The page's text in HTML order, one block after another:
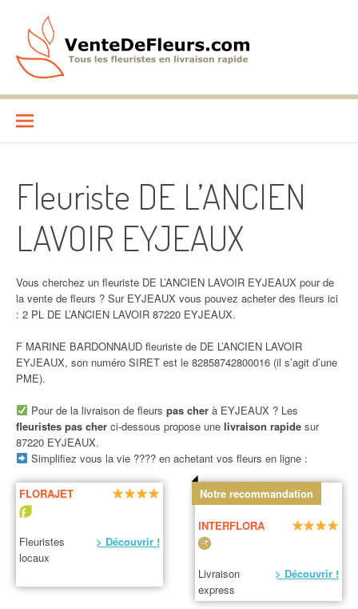
contenu
VenteDeFleurs.com
Fleuriste DE L’ANCIEN
LAVOIR EYJEAUX
Vous cherchez un fleuriste DE L’ANCIEN LAVOIR EYJEAUX pour de
la vente de fleurs ? Sur EYJEAUX vous pouvez acheter des fleurs ici
: 2 PL DE L’ANCIEN LAVOIR 87220 EYJEAUX.
F MARINE BARDONNAUD fleuriste de DE L’ANCIEN LAVOIR
EYJEAUX, son numéro SIRET est le 82858742800016 (il s’agit d’une
PME).
Pour de la livraison de fleurs pas cherà EYJEAUX ? Les
fleuristes pas cher ci-dessous propose une livraison rapide sur
87220 EYJEAUX.
Simplifiez vous la vie ???? en achetant vos fleurs en ligne :
FLORAJET
Fleuristes
locaux
> Découvrir !
Notre recommandation
INTERFLORA
Livraison
express
> Découvrir !